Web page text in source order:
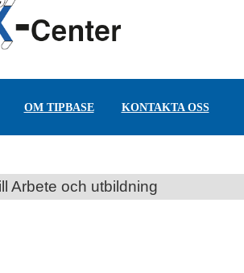
OM TIPBASE KONTAKTA OSS
Arbete och utbildning